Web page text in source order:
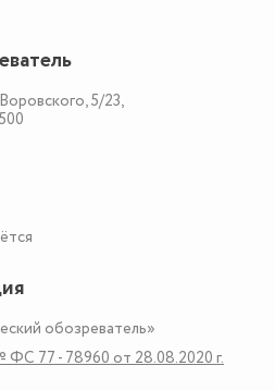
5/23,
обозреватель»
77 - 78960 от 28.08.2020 г.